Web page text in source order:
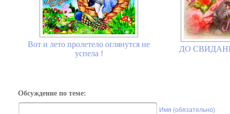
Вот и лето пролетело оглянутся не
успела !
ДО
Обсуждение по теме:
Имя (обязательно)